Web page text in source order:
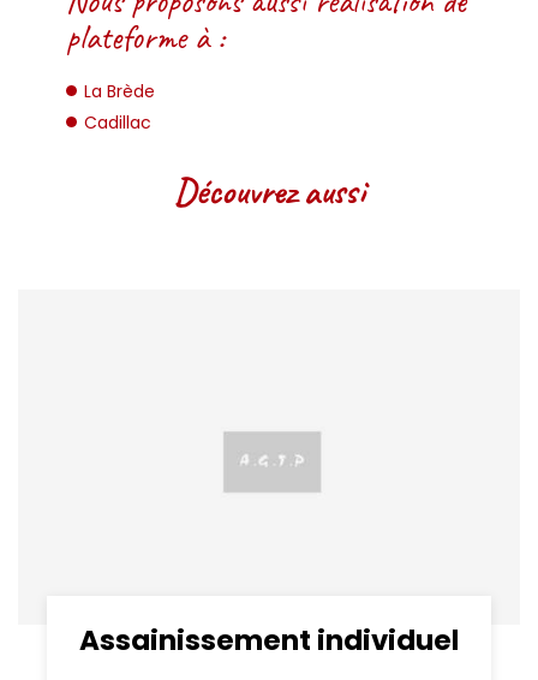
plateforme à :
La Brède
Cadillac
Découvrez aussi
Assainissement individuel